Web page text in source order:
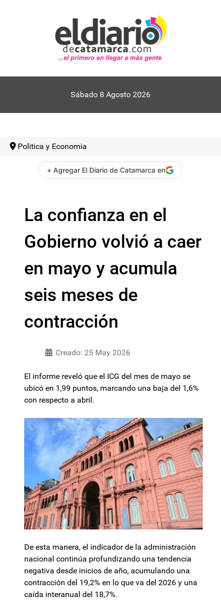
Sábado 8 Agosto 2026
Politica y Economia
+ Agregar El Diario de Catamarca en
La confianza en el
Gobierno volvió a caer
en mayo y acumula
seis meses de
contracción
Creado: 25 May 2026
El informe reveló que el ICG del mes de mayo se
ubicó en 1,99 puntos, marcando una baja del 1,6%
con respecto a abril.
De esta manera, el indicador de la administración
nacional continúa profundizando una tendencia
negativa desde inicios de año, acumulando una
contracción del 19,2% en lo que va del 2026 y una
caída interanual del 18,7%.